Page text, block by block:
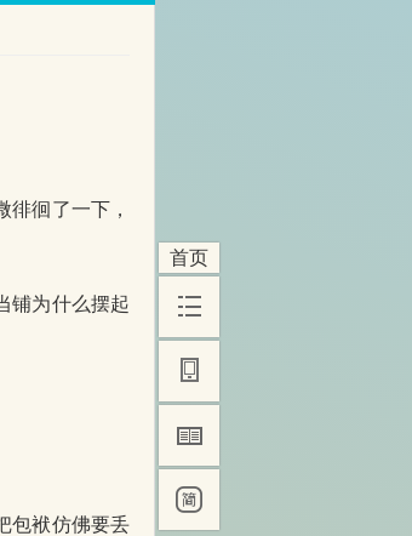
首页
徊了一下，
铺为什么摆起
包袱仿佛要丢